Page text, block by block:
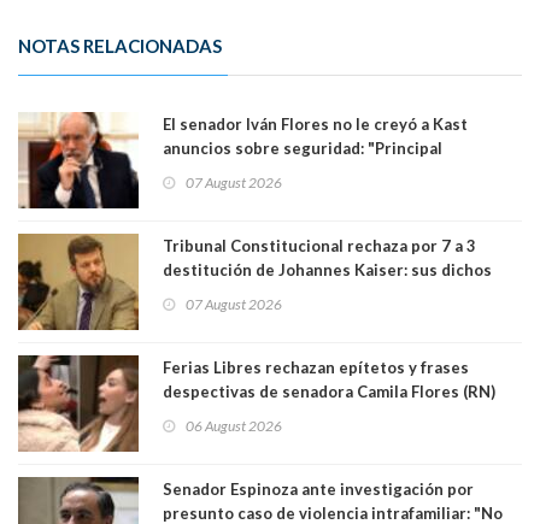
NOTAS RELACIONADAS
El senador Iván Flores no le creyó a Kast
anuncios sobre seguridad: "Principal
perseguir ruta del dinero y levantar secreto
07 August 2026
Tribunal Constitucional rechaza por 7 a 3
destitución de Johannes Kaiser: sus dichos
justicia constitucional porque no es diputado
07 August 2026
Ferias Libres rechazan epítetos y frases
despectivas de senadora Camila Flores (RN)
06 August 2026
Senador Espinoza ante investigación por
presunto caso de violencia intrafamiliar: "No